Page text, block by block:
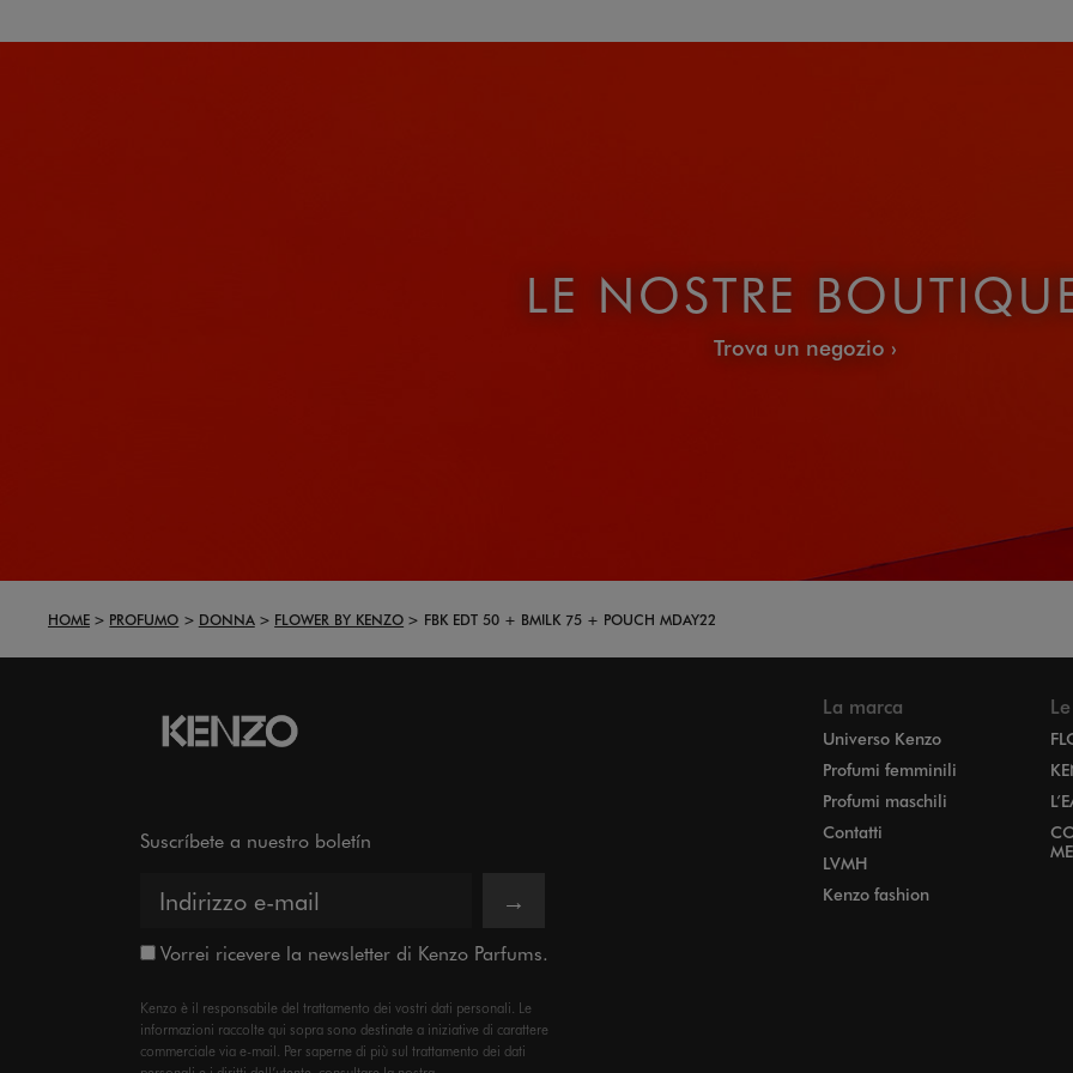
LE NOSTRE
Trova un negozio
HOME PROFUMO DONNA FLOWER BY KENZO FBK EDT 50 + BMILK 75 + POUCH MDAY22
Suscríbete a nuestro boletín
→
Vorrei ricevere la newsletter di Kenzo Parfums.
Kenzo è il responsabile del trattamento dei vostri dati personali. Le
informazioni raccolte qui sopra sono destinate a iniziative di carattere
commerciale via e-mail. Per saperne di più sul trattamento dei dati
La marca
Universo Kenzo
Profumi femminili
Profumi maschili
Contatti
LVMH
Kenzo fashion